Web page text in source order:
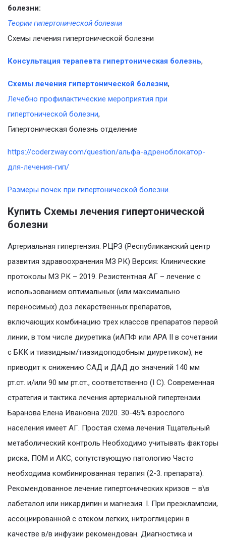
болезни:
Теории гипертонической болезни
Схемы лечения гипертонической болезни
Консультация терапевта гипертоническая болезнь,
Схемы лечения гипертонической болезни,
Лечебно профилактические мероприятия при
гипертонической болезни,
Гипертоническая болезнь отделение
https://coderzway.com/question/альфа-адреноблокатор-
для-лечения-гип/
Размеры почек при гипертонической болезни.
Купить Схемы лечения гипертонической
болезни
Артериальная гипертензия. РЦРЗ (Республиканский центр
развития здравоохранения МЗ РК) Версия: Клинические
протоколы МЗ РК – 2019. Резистентная АГ – лечение с
использованием оптимальных (или максимально
переносимых) доз лекарственных препаратов,
включающих комбинацию трех классов препаратов первой
линии, в том числе диуретика (иАПФ или АРА II в сочетании
с БКК и тиазидным/тиазидоподобным диуретиком), не
приводит к снижению САД и ДАД до значений 140 мм
рт.ст. и/или 90 мм рт.ст., соответственно (I С). Современная
стратегия и тактика лечения артериальной гипертензии.
Баранова Елена Ивановна 2020. 30-45% взрослого
населения имеет АГ. Простая схема лечения Тщательный
метаболический контроль Необходимо учитывать факторы
риска, ПОМ и АКС, сопутствующую патологию Часто
необходима комбинированная терапия (2-3. препарата).
Рекомендованное лечение гипертонических кризов – в\в
лабеталол или никардипин и магнезия. I. При преэклампсии,
ассоциированной с отеком легких, нитроглицерин в
качестве в/в инфузии рекомендован. Диагностика и